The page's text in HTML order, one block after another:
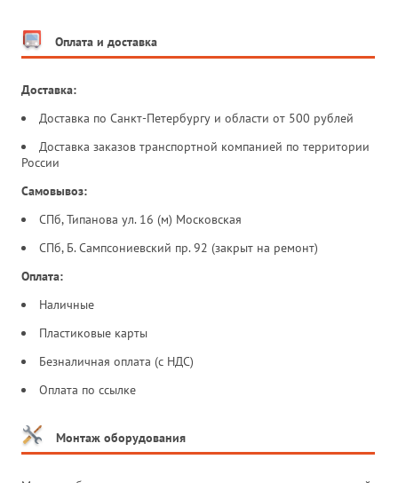
Оплата и доставка
Доставка:
Доставка по Санкт-Петербургу и области от 500 рублей
Доставка заказов транспортной компанией по территории
России
Самовывоз:
СПб, Типанова ул. 16 (м) Московская
СПб, Б. Сампсониевский пр. 92 (закрыт на ремонт)
Оплата:
Наличные
Пластиковые карты
Безналичная оплата (с НДС)
Оплата по ссылке
Монтаж оборудования